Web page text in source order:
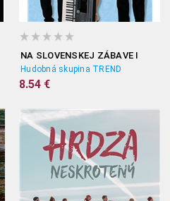
NA SLOVENSKEJ ZÁBAVE I
Hudobná skupina TREND
8.54 €